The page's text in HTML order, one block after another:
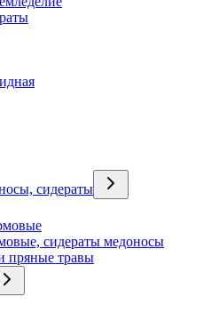
сидераты
сидераты медоносы
пряные травы